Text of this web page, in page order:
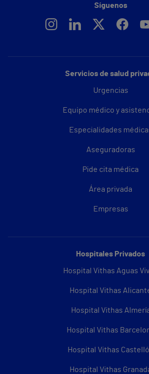
Servicios de salud
Urgencias
Equipo médico y
Especialidades
Aseguradoras
Pide cita médica
Área privada
Empresas
Hospitales Privados
Hospital Vithas Aguas
Hospital Vithas
Hospital Vithas
Hospital Vithas
Hospital Vithas
Hospital Vithas
Síguenos